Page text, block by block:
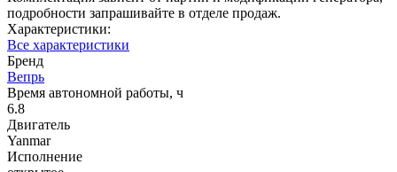
подробности запрашивайте в отделе продаж.
Характеристики:
Все характеристики
Бренд
Вепрь
Время автономной работы, ч
6.8
Двигатель
Yanmar
Исполнение